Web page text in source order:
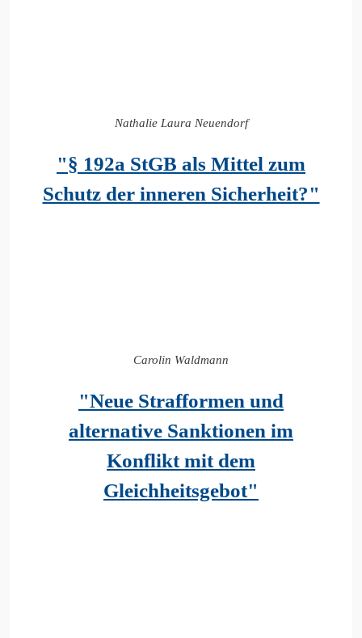
Nathalie Laura Neuendorf
"§ 192a StGB als Mittel zum
Schutz der inneren Sicherheit?"
Carolin Waldmann
"Neue Strafformen und
alternative Sanktionen im
Konflikt mit dem
Gleichheitsgebot"